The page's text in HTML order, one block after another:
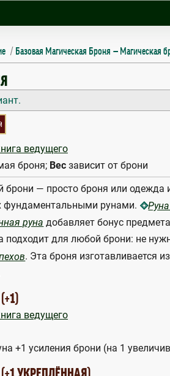
Базовая Магическая Броня Магическая
ведущего
броня; Вес зависит от брони
брони — просто броня или одежда
фундаментальными рунами.
руна добавляет бонус
подходит для любой брони: не
. Эта броня изготавливается
ведущего
+1 усиления брони (на 1